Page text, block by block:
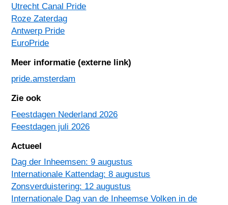
Utrecht Canal Pride
Roze Zaterdag
Antwerp Pride
EuroPride
Meer informatie (externe link)
pride.amsterdam
Zie ook
Feestdagen Nederland 2026
Feestdagen juli 2026
Actueel
Dag der Inheemsen: 9 augustus
Internationale Kattendag: 8 augustus
Zonsverduistering: 12 augustus
Internationale Dag van de Inheemse Volken in de